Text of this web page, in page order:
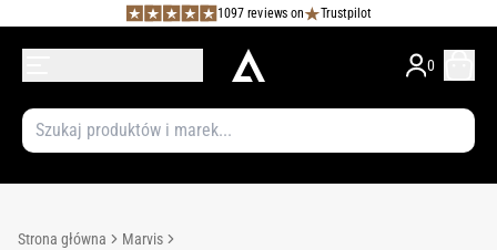
1097 reviews on Trustpilot
0
Strona główna
Marvis